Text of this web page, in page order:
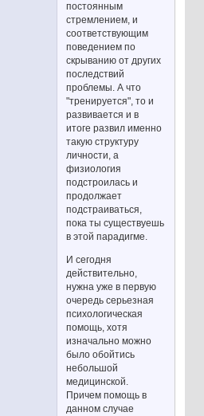
постоянным
стремлением, и
соответствующим
поведением по
скрыванию от других
последствий
проблемы. А что
"тренируется", то и
развивается и в
итоге развил именно
такую структуру
личности, а
физиология
подстроилась и
продолжает
подстраиваться,
пока ты существуешь
в этой парадигме.
И сегодня
действительно,
нужна уже в первую
очередь серьезная
психологическая
помощь, хотя
изначально можно
было обойтись
небольшой
медицинской.
Причем помощь в
данном случае